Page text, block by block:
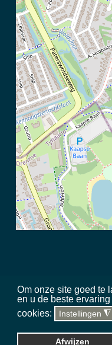
Om onze site goed te
en u de beste
cookies:
Instellingen ◮
Afwijzen
2026 Meerschap
gebied|sitemap|team|